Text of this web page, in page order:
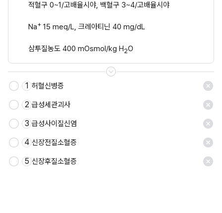
      적혈구 0~1/고배율시야, 백혈구 3~4/고배율시야
      Na
+ 15 meq/L, 크레아티닌 40 mg/dL
      삼투질농도 400 mOsmol/kg H
2O
1 허혈신병증
2 급성세관괴사
3 급성사이질신염
4 신장전질소혈증
5 신장후질소혈증